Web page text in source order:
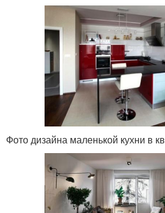
Фото дизайна маленькой кухни в